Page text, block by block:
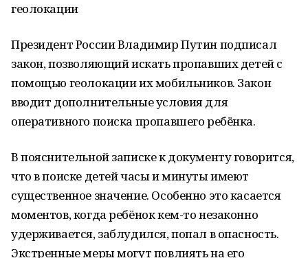
геолокации
Президент России Владимир Путин подписал
закон, позволяющий искать пропавших детей с
помощью геолокации их мобильников. Закон
вводит дополнительные условия для
оперативного поиска пропавшего ребёнка.
В пояснительной записке к документу говорится,
что в поиске детей часы и минуты имеют
существенное значение. Особенно это касается
моментов, когда ребёнок кем-то незаконно
удерживается, заблудился, попал в опасность.
Экстренные меры могут повлиять на его